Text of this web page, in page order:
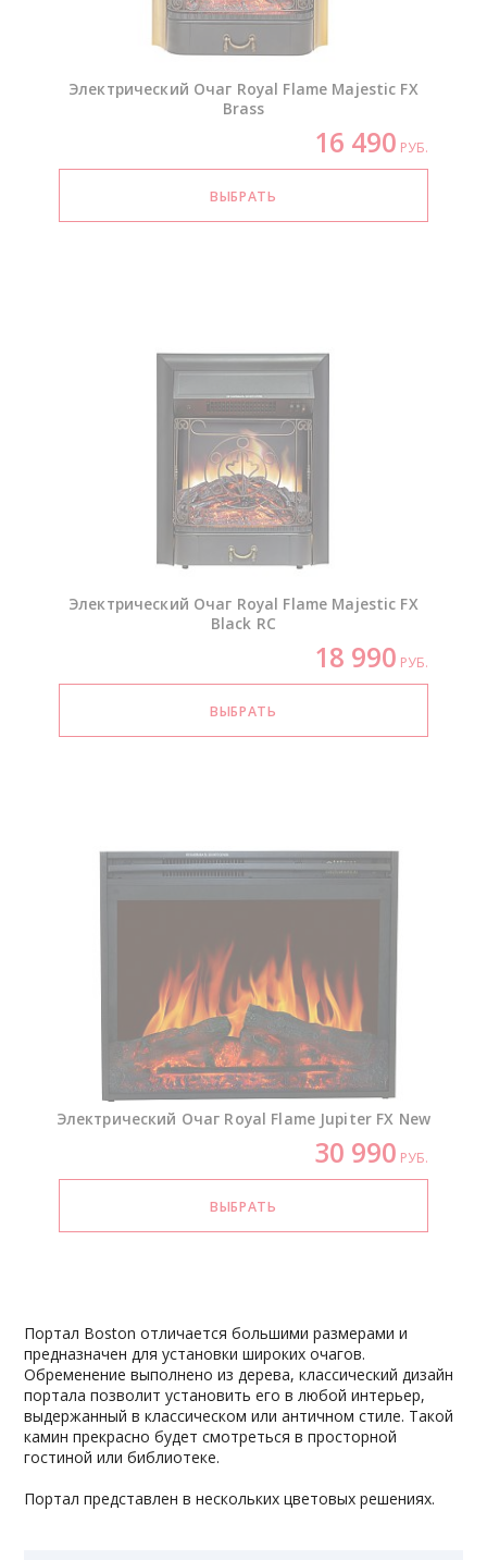
Электрический Очаг Royal Flame Majestic FX
Brass
16 490 РУБ.
Электрический Очаг Royal Flame Majestic FX
Black RC
18 990 РУБ.
Электрический Очаг Royal Flame Jupiter FX New
30 990 РУБ.
Портал Boston отличается большими размерами и
предназначен для установки широких очагов.
Обременение выполнено из дерева, классический дизайн
портала позволит установить его в любой интерьер,
выдержанный в классическом или античном стиле. Такой
камин прекрасно будет смотреться в просторной
гостиной или библиотеке.
Портал представлен в нескольких цветовых решениях.